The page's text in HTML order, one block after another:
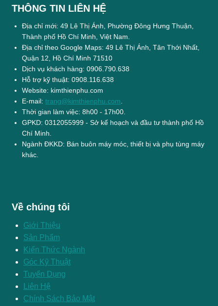
THÔNG TIN LIÊN HỆ
Địa chỉ mới: 49 Lê Thị Ánh, Phường Đông Hưng Thuận,
Thành phố Hồ Chí Minh, Việt Nam.
Địa chỉ theo Google Maps: 49 Lê Thị Ánh, Tân Thới Nhất,
Quận 12, Hồ Chí Minh 71510
Dịch vụ khách hàng: 0906.790.638
Hỗ trợ kỹ thuật: 0908.116.638
Website: kimthienphu.com
E-mail: trang@kimthienphu.com.
Thời gian làm việc: 8h00 - 17h00.
GPKD: 0312055999 - Sở kế hoạch và đầu tư thành phố Hồ
Chí Minh.
Ngành ĐKKD: Bán buôn máy móc, thiết bị và phụ tùng máy
khác.
Về chúng tôi
Giới Thiệu
Sản Phẩm
Kiến Thức Ngành
Góc Kỹ Thuật
Tuyển Dụng
Liên Hệ
Chính Sách Bảo Mật